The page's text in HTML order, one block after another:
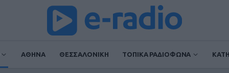
ΑΘΗΝΑ ΘΕΣΣΑΛΟΝΙΚΗ ΤΟΠΙΚΑ ΡΑΔΙΟΦΩΝΑ